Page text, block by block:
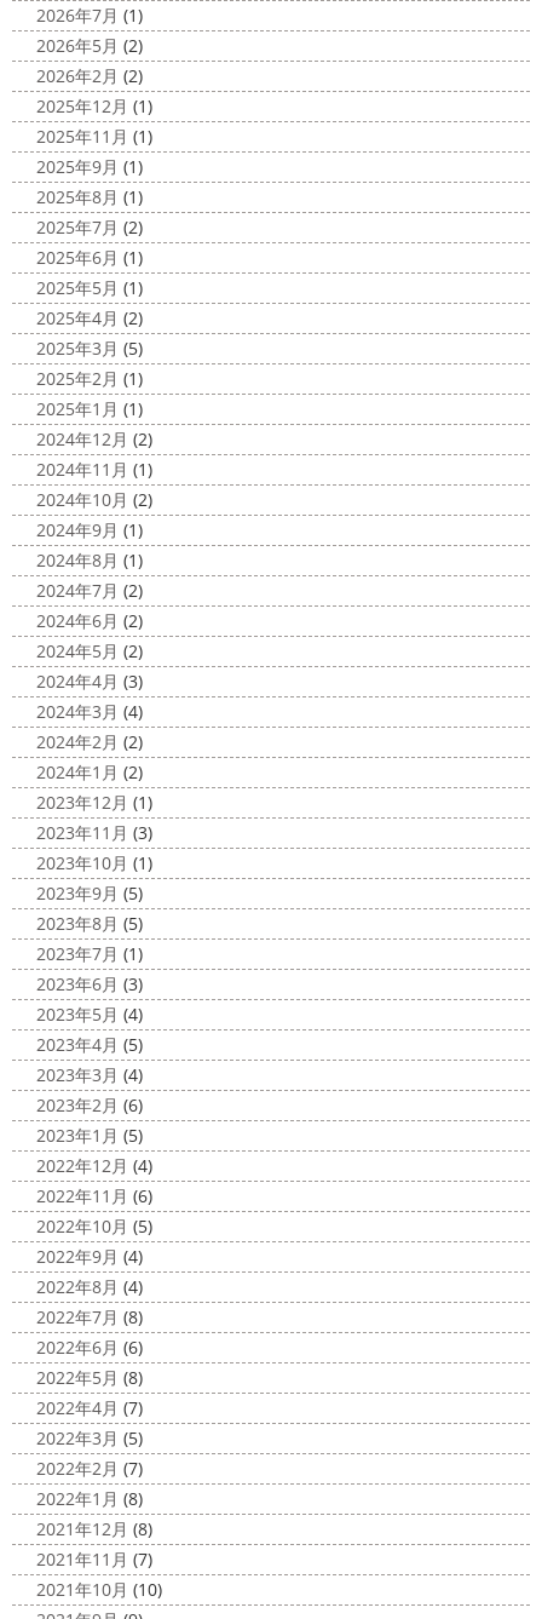
なりどんどん暖かくなってきましたね
先日は娘の美容院
に行ってきました
腰まで頑張って伸ばした髪の毛をバッ
サリ切りたいとの事だったで数年ぶりの美容院に
30セン
チほど切る ...
は真冬の寒さとなりましたがいかがお過ごしですか？
先
日は都内の夜桜を観に行きました
例年よりも大分寒いお
花見になりましたがとても綺麗でした(*^_^*)
帰りは人気
のハン ...
みなさんこんにちは(^O^)
が、みなさんはいかがお過ごしですか？
笑 先日、池袋の
サンシャイン水族館に行きました
外国人の方が多く、
館内はとても賑わっていました
ここの大きな水槽にはサ
...
今日は高圧洗浄が何故必要かについて説明させていただき
ます
塗装工事をお考えのお客様は長くなりますが、ぜ
ひ読んでみてくださいね
外壁や屋根の表面に塗装してで
きた塗膜は、毎日屋外で紫外線、雨風、排気ガスなどにさ
らされて ...
カ陽気になり過ごしやすくなりましたね
お知らせをさせていただきます
先日、弊社が日本ペイン
ト神奈川営業所様より優良施工会社として表彰されました
このよ ...
2020/11/30
Bali
＊湘南の外壁塗装専門店＊
こんにちは!! 今日はバリショットを少しだ
け
南国 ウルワツ
海パンで海に入
れるって最高ですね
だまだ普通にバリに行く事は難しいですが、早く自由に海
外に行けるようになりますように…
2020/11/26
海散歩
＊湘南の外壁塗装専門店＊
こんにちわ☼ 最近はグッと気温が下がり
寒くなりましたね
気づけば今年も後一
か月ちょっと(´ﾟдﾟ｀) 早い早い
ロナが危険な感じになってきたので、海にはたくさんの人
が来てました！！ でも、海なら ...
2020/11/19
海に行きたい…！！！＊湘南の外壁
塗装専門店＊
最近は暖かくて過ごしやすいお天気です
ね
弊社ライダーの脇祐史君はバリ島に行きました!! 私も
行きたいーーーーー!!! 写真が送られてきたら、またアップ
していきますね
ット
2020/11/12
朝活
＊湘南の外壁塗装専門店＊
小倉氏サーフィンにはまり中
今回は浩
さんも一緒に
３人で出発
波は小さい
けどお天気良くて気持ち～
まずは陸でのイメトレ 入水～
小倉氏ライド
で、すぐ立ててました
2020/11/10
HAPPY HALLOWEEN
＊湘南の
外壁塗装専門店＊
ちょっとご無沙汰してる間にもう11月も
10日が過ぎようとしていますね
2020年もあっとゆう間
に終わってしまう～
今年はコロナの影響で色々なイベン
トもなくなり淋しいですね… ですが、先日ブログでもお伝
えしたマービスタ ...
2020/11/02
ウェット完成
＊湘南の外壁塗装専
門店＊
こんにちは!! 今週も１週間始まりました
が、明日は祝日です
今日も１日頑張りましょう
さて
さて、先日のブログで書いた、小倉氏のオーダーしたウェ
ットが完成しました
ゃんも一緒にパチリ
2026年7月 (1)
2026年5月 (2)
2026年2月 (2)
2025年12月 (1)
2025年11月 (1)
2025年9月 (1)
2025年8月 (1)
2025年7月 (2)
2025年6月 (1)
2025年5月 (1)
2025年4月 (2)
2025年3月 (5)
2025年2月 (1)
2025年1月 (1)
2024年12月 (2)
2024年11月 (1)
2024年10月 (2)
2024年9月 (1)
2024年8月 (1)
2024年7月 (2)
2024年6月 (2)
2024年5月 (2)
2024年4月 (3)
2024年3月 (4)
2024年2月 (2)
2024年1月 (2)
2023年12月 (1)
2023年11月 (3)
2023年10月 (1)
2023年9月 (5)
2023年8月 (5)
2023年7月 (1)
2023年6月 (3)
2023年5月 (4)
2023年4月 (5)
2023年3月 (4)
2023年2月 (6)
2023年1月 (5)
2022年12月 (4)
2022年11月 (6)
2022年10月 (5)
2022年9月 (4)
2022年8月 (4)
2022年7月 (8)
2022年6月 (6)
2022年5月 (8)
2022年4月 (7)
2022年3月 (5)
2022年2月 (7)
2022年1月 (8)
2021年12月 (8)
2021年11月 (7)
2021年10月 (10)